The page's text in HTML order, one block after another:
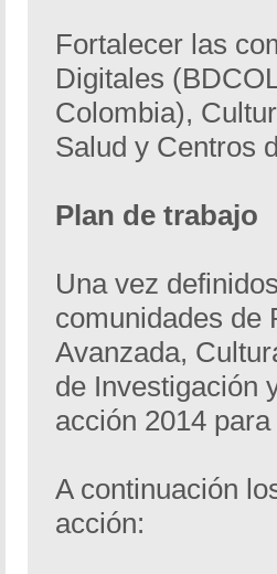
Fortalecer las
Digitales
Colombia),
Salud y Centros
Plan de trabajo
Una vez
comunidades de
Avanzada,
de Investigación
acción 2014
A continuación
acción: